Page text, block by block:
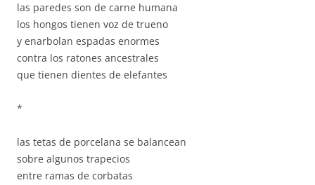
las paredes son de carne humana
los hongos tienen voz de trueno
y enarbolan espadas enormes
contra los ratones ancestrales
que tienen dientes de elefantes
*
las tetas de porcelana se balancean
sobre algunos trapecios
entre ramas de corbatas